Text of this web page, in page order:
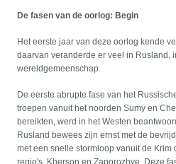
De fasen van de oorlog: Begin
Het eerste jaar van deze oorlog kende
daarvan veranderde er veel in Rusland,
wereldgemeenschap.
De eerste abrupte fase van het
troepen vanuit het noorden Sumy en
bereikten, werd in het Westen
Rusland bewees zijn ernst met de
met een snelle stormloop vanuit de Krim
regio's, Kherson en Zaporozhye. Deze